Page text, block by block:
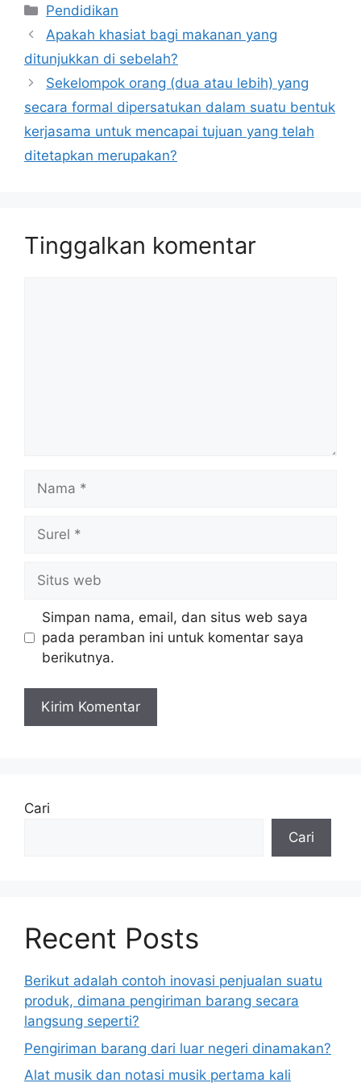
Kategori
Pendidikan
Apakah khasiat bagi makanan yang
ditunjukkan di sebelah?
Sekelompok orang (dua atau lebih) yang
secara formal dipersatukan dalam suatu bentuk
kerjasama untuk mencapai tujuan yang telah
ditetapkan merupakan?
Tinggalkan komentar
web
Simpan nama, email, dan situs web saya
pada peramban ini untuk komentar saya
berikutnya.
Cari
Cari
Recent Posts
Berikut adalah contoh inovasi penjualan suatu
produk, dimana pengiriman barang secara
langsung seperti?
Pengiriman barang dari luar negeri dinamakan?
Alat musik dan notasi musik pertama kali